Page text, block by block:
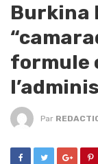
Burkina
formule
Par